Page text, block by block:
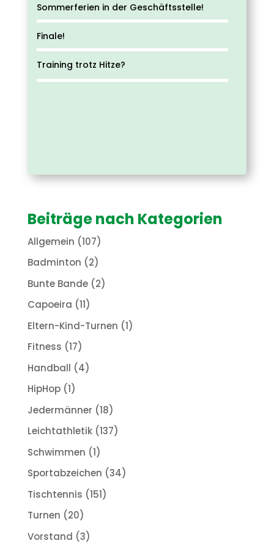
Sommerferien in der Geschäftsstelle!
Finale!
Training trotz Hitze?
Beiträge nach Kategorien
Allgemein (107)
Badminton (2)
Bunte Bande(2)
Capoeira (11)
Eltern-Kind-Turnen (1)
Fitness (17)
Handball (4)
HipHop(1)
Jedermänner (18)
Leichtathletik(137)
Schwimmen (1)
Sportabzeichen (34)
Tischtennis (151)
Turnen (20)
Vorstand (3)